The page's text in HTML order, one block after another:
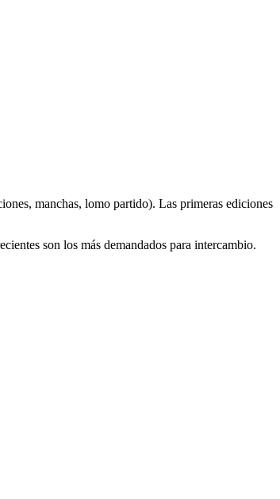
manchas, lomo partido). Las primeras ediciones
son los más demandados para intercambio.